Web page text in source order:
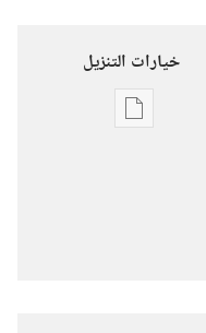
خيارات التنزيل
خيارات